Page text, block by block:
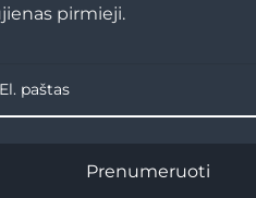
pirmieji.
Prenumeruoti